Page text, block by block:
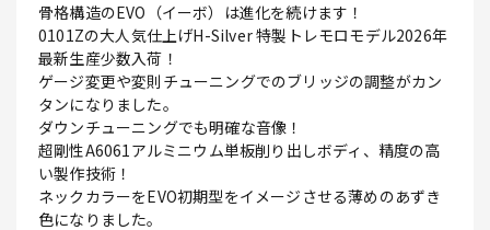
骨格構造のEVO（イーボ）は進化を続けます！
0101Zの大人気仕上げH-Silver 特製トレモロモデル2026年
最新生産少数入荷！
ゲージ変更や変則チューニングでのブリッジの調整がカン
タンになりました。
ダウンチューニングでも明確な音像！
超剛性A6061アルミニウム単板削り出しボディ、精度の高
い製作技術！
ネックカラーをEVO初期型をイメージさせる薄めのあずき
色になりました。